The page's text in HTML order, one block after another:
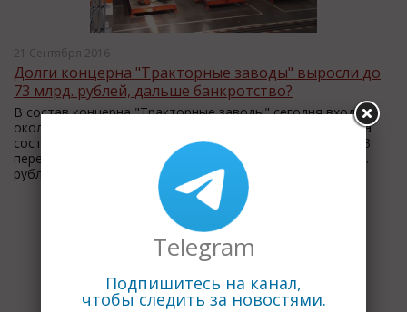
21 Сентября 2016
Долги концерна "Тракторные заводы" выросли до
73 млрд. рублей, дальше банкротство?
В состав концерна "Тракторные заводы" сегодня входит
около 90 юридических лиц. Общая сумма долга концерна
составляет около 72,6 млрд. рублей. Обязательства КТЗ
перед ВЭБом составляют в общей сложности 45,6 млрд.
рублей.
Telegram
Подпишитесь на канал,
чтобы следить за новостями.